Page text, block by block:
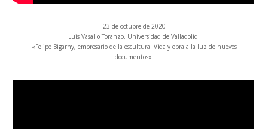
23 de octubre de 2020
Luis Vasallo Toranzo. Universidad de Valladolid.
«Felipe Bigarny, empresario de la escultura. Vida y obra a la luz de nuevos
documentos».